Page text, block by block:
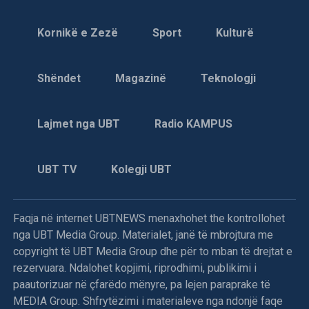
Mbrëmë në orën 18,35, avionët e NATO-s me kërkesën e
Igman, që shtrihet në zonën e ndaluar prej 20 km, në
Bruksel.
të serbëve të Bosnjës, që kohëve të fundit i përsëritën
helmetkaltërit ukrainas t’u dorëzojnë një tank T-55, dy qerre
të blinduara M-0, një bateri topash kundërajror dhe dy tri
orë më vonë e sulmuan helikopterin “Puma” të kontigjentit
francez, që kërkonte materialin e “vjedhur”.
Në bombardimet e NATO-s ndaj pozicioneve serbe morën
Kornikë e Zezë Sport Kulturë
Shëndet Magazinë Teknologji
Lajmet nga UBT Radio KAMPUS
UBT TV Kolegji UBT
Faqja në internet UBTNEWS menaxhohet the kontrollohet
nga UBT Media Group. Materialet, janë të mbrojtura me
copyright të UBT Media Group dhe për to mban të drejtat e
rezervuara. Ndalohet kopjimi, riprodhimi, publikimi i
paautorizuar në çfarëdo mënyre, pa lejen paraprake të
MEDIA Group. Shfrytëzimi i materialeve nga ndonjë faqe